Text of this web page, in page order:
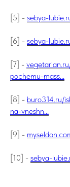
[5] - sebya-
[6] - sebya-
[7] -
pochemu-mass...
[8] - buro314.ru/
na-vneshn...
[9] -
[10] - sebya-